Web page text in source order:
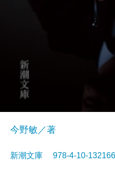
今野敏／著
新潮文庫 978-4-10-